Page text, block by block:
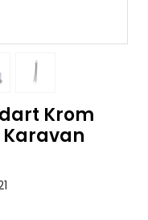
Krom
Karavan